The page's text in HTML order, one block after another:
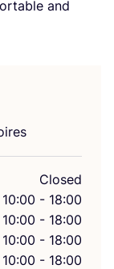
and
Closed
10:00 - 18:00
10:00 - 18:00
10:00 - 18:00
10:00 - 18:00